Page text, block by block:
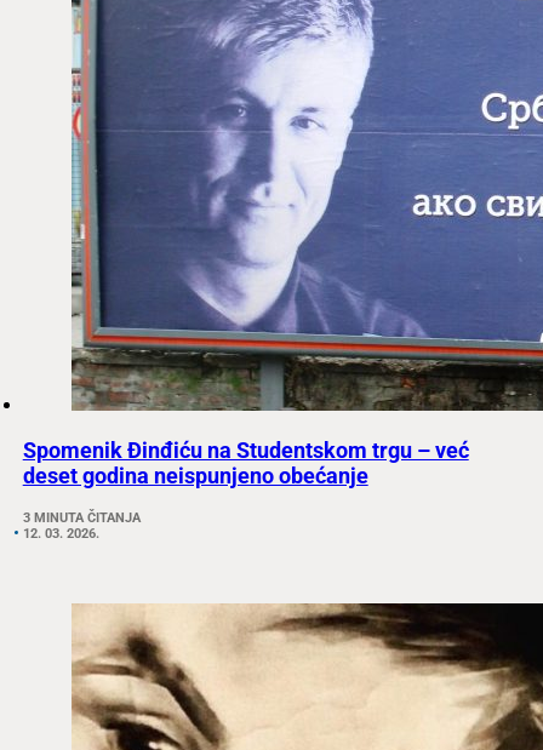
Spomenik Đinđiću na Studentskom trgu – već
deset godina neispunjeno obećanje
3 MINUTA ČITANJA
12. 03. 2026.